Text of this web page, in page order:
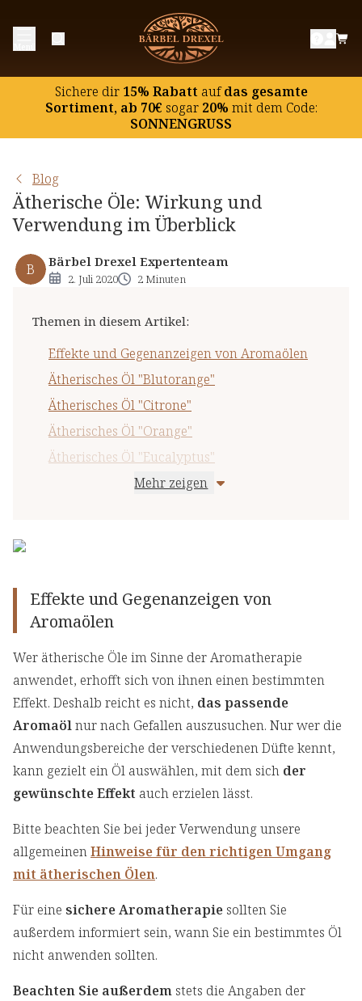
Sichere dir15% Rabatt aufdas gesamte
Sortiment, ab 70€ sogar20% mit dem Code:
SONNENGRUSS
Blog
Ätherische Öle: Wirkung und
Verwendung im Überblick
B Bärbel Drexel Expertenteam
2. Juli 2020 2 Minuten
Themen in diesem Artikel:
Effekte und Gegenanzeigen von Aromaölen
Ätherisches Öl "Blutorange"
Ätherisches Öl "Citrone"
Ätherisches Öl "Orange"
Ätherisches Öl "Eucalyptus"
Ätherisches Öl "Mandarine"
Ätherisches Öl "Lavendel"
Ätherisches Öl "Pfefferminze"
Mehr zeigen
Effekte und Gegenanzeigen von Aromaölen
Ätherisches Öl "Blutorange"
Ätherisches Öl "Citrone"
Ätherisches Öl "Orange"
Ätherisches Öl "Eucalyptus"
Ätherisches Öl "Grapefruit"
Ätherisches Öl "Lemongras"
Ätherisches Öl "Fichtennadel"
Ätherisches Öl "Lavendel"
Ätherisches Öl "Pfefferminze"
Effekte und Gegenanzeigen von
Aromaölen
Wer ätherische Öle im Sinne der Aromatherapie
anwendet, erhofft sich von ihnen einen bestimmten
Effekt. Deshalb reicht es nicht, das passende
Aromaölnur nach Gefallen auszusuchen. Nur wer die
Anwendungsbereiche der verschiedenen Düfte kennt,
kann gezielt ein Öl auswählen, mit dem sich der
gewünschte Effekt auch erzielen lässt.
Bitte beachten Sie bei jeder Verwendung unsere
allgemeinenHinweise für den richtigen Umgang
mit ätherischen Ölen.
Für eine sichere Aromatherapie sollten Sie
außerdem informiert sein, wann Sie ein bestimmtes Öl
nicht anwenden sollten.
Beachten Sie außerdem stets die Angaben der